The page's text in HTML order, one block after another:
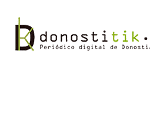
contenido